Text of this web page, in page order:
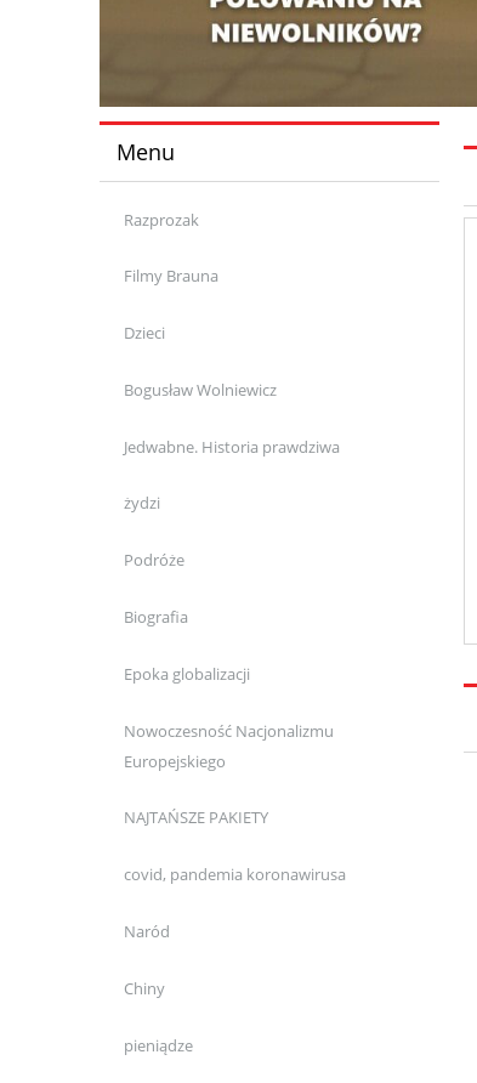
Menu
Razprozak
Filmy Brauna
Dzieci
Bogusław Wolniewicz
Jedwabne. Historia prawdziwa
żydzi
Podróże
Biografia
Epoka globalizacji
Nowoczesność Nacjonalizmu
Europejskiego
NAJTAŃSZE PAKIETY
covid, pandemia koronawirusa
Naród
Chiny
pieniądze